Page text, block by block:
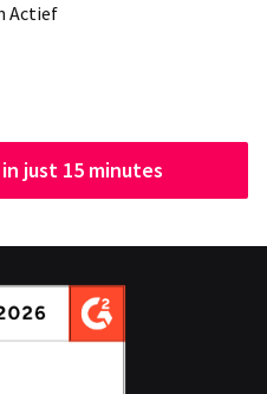
Actief
just 15 minutes